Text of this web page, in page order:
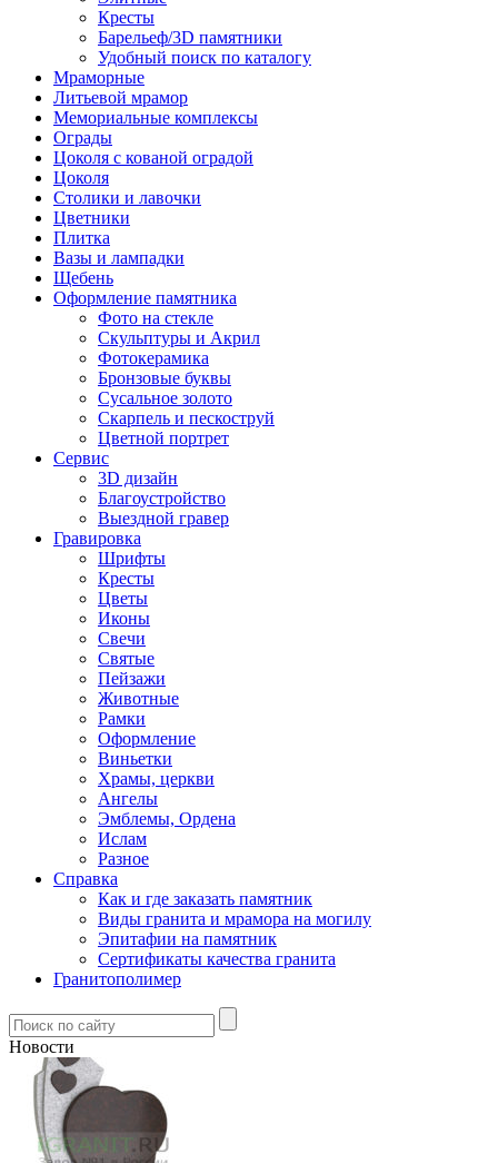
Кресты
Барельеф/3D памятники
Удобный поиск по каталогу
Мраморные
Литьевой мрамор
Мемориальные комплексы
Ограды
Цоколя с кованой оградой
Цоколя
Столики и лавочки
Цветники
Плитка
Вазы и лампадки
Щебень
Оформление памятника
Фото на стекле
Скульптуры и Акрил
Фотокерамика
Бронзовые буквы
Сусальное золото
Скарпель и пескоструй
Цветной портрет
Сервис
3D дизайн
Благоустройство
Выездной гравер
Гравировка
Шрифты
Кресты
Цветы
Иконы
Свечи
Святые
Пейзажи
Животные
Рамки
Оформление
Виньетки
Храмы, церкви
Ангелы
Эмблемы, Ордена
Ислам
Разное
Справка
Как и где заказать памятник
Виды гранита и мрамора на могилу
Эпитафии на памятник
Сертификаты качества гранита
Гранитополимер
Новости